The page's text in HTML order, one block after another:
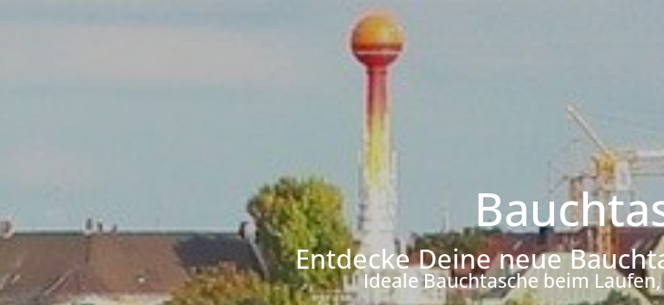
Entdecke Deine neue
Ideale Bauchtasche beim